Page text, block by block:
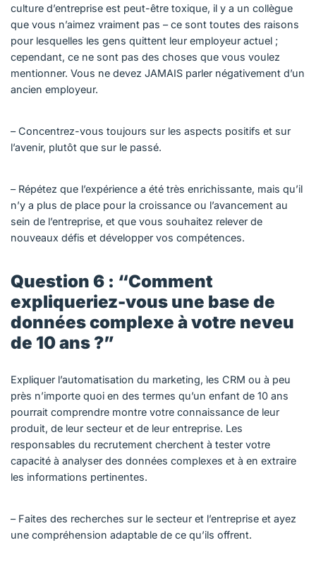
culture d’entreprise est peut-être toxique, il y a un collègue
que vous n’aimez vraiment pas – ce sont toutes des raisons
pour lesquelles les gens quittent leur employeur actuel ;
cependant, ce ne sont pas des choses que vous voulez
mentionner. Vous ne devez JAMAIS parler négativement d’un
ancien employeur.
– Concentrez-vous toujours sur les aspects positifs et sur
l’avenir, plutôt que sur le passé.
– Répétez que l’expérience a été très enrichissante, mais qu’il
n’y a plus de place pour la croissance ou l’avancement au
sein de l’entreprise, et que vous souhaitez relever de
nouveaux défis et développer vos compétences.
Question 6 : “Comment
expliqueriez-vous une base de
données complexe à votre neveu
de 10 ans ?”
Expliquer l’automatisation du marketing, les CRM ou à peu
près n’importe quoi en des termes qu’un enfant de 10 ans
pourrait comprendre montre votre connaissance de leur
produit, de leur secteur et de leur entreprise. Les
responsables du recrutement cherchent à tester votre
capacité à analyser des données complexes et à en extraire
les informations pertinentes.
– Faites des recherches sur le secteur et l’entreprise et ayez
une compréhension adaptable de ce qu’ils offrent.